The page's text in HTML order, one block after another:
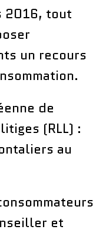
2016, tout
un recours
de
(RLL) :
au
et